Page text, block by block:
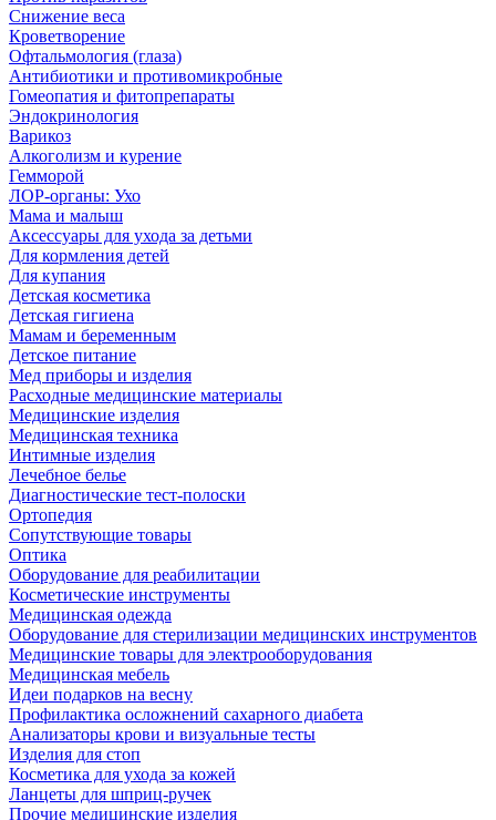
Снижение веса
Кроветворение
Офтальмология (глаза)
Антибиотики и противомикробные
Гомеопатия и фитопрепараты
Эндокринология
Варикоз
Алкоголизм и курение
Гемморой
ЛОР-органы: Ухо
Мама и малыш
Аксессуары для ухода за детьми
Для кормления детей
Для купания
Детская косметика
Детская гигиена
Мамам и беременным
Детское питание
Мед приборы и изделия
Расходные медицинские материалы
Медицинские изделия
Медицинская техника
Интимные изделия
Лечебное белье
Диагностические тест-полоски
Ортопедия
Сопутствующие товары
Оптика
Оборудование для реабилитации
Косметические инструменты
Медицинская одежда
Оборудование для стерилизации медицинских инструментов
Медицинские товары для электрооборудования
Медицинская мебель
Идеи подарков на весну
Профилактика осложнений сахарного диабета
Анализаторы крови и визуальные тесты
Изделия для стоп
Косметика для ухода за кожей
Ланцеты для шприц-ручек
Прочие медицинские изделия